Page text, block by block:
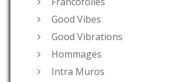
Good Vibes
Good Vibrations
Hommages
Intra Muros